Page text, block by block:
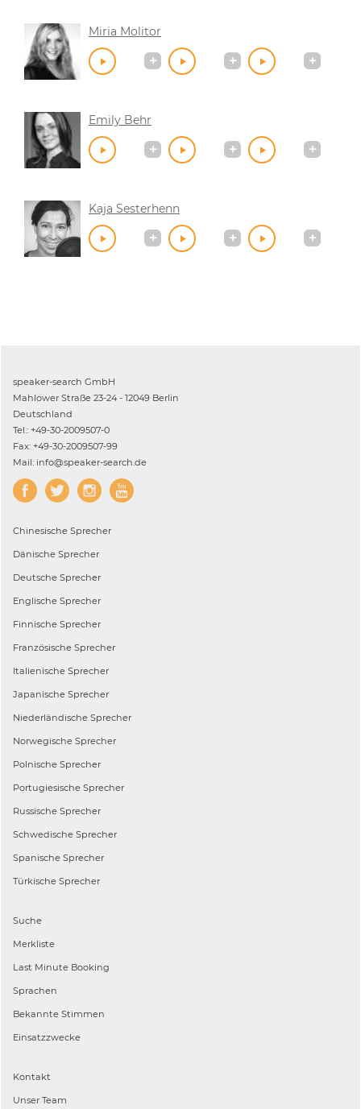
Miria Molitor
Emily Behr
Kaja Sesterhenn
speaker-search GmbH
Mahlower Straße 23-24 - 12049 Berlin
Deutschland
Tel.: +49-30-2009507-0
Fax: +49-30-2009507-99
Mail: info@speaker-search.de
Chinesische Sprecher
Dänische Sprecher
Deutsche Sprecher
Englische Sprecher
Finnische Sprecher
Französische Sprecher
Italienische Sprecher
Japanische Sprecher
Niederländische Sprecher
Norwegische Sprecher
Polnische Sprecher
Portugiesische Sprecher
Russische Sprecher
Schwedische Sprecher
Spanische Sprecher
Türkische Sprecher
Suche
Merkliste
Last Minute Booking
Sprachen
Bekannte Stimmen
Einsatzzwecke
Kontakt
Unser Team